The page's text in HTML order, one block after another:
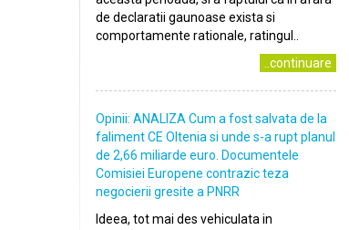
de declaratii gaunoase exista si
comportamente rationale, ratingul..
..continuare
Opinii: ANALIZA Cum a fost salvata de la
faliment CE Oltenia si unde s-a rupt planul
de 2,66 miliarde euro. Documentele
Comisiei Europene contrazic teza
negocierii gresite a PNRR
Ideea, tot mai des vehiculata in